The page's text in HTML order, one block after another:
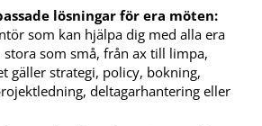
lösningar för era möten:
som kan hjälpa dig med alla era
stora som små, från ax till limpa,
gäller strategi, policy, bokning,
deltagarhantering eller